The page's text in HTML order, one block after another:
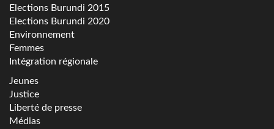
Elections Burundi 2015
Elections Burundi 2020
Environnement
Femmes
Intégration régionale
Jeunes
Justice
Liberté de presse
Médias